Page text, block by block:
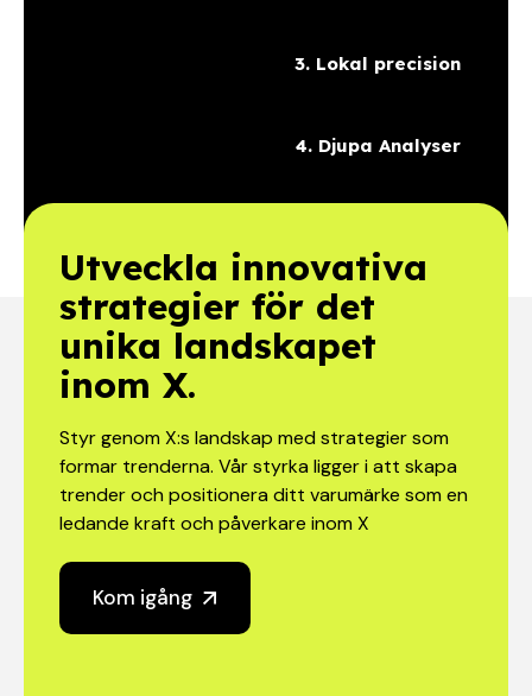
3. Lokal precision
4. Djupa Analyser
Utveckla innovativa
strategier för det
unika landskapet
inom X.
Styr genom X:s landskap med strategier som
formar trenderna. Vår styrka ligger i att skapa
trender och positionera ditt varumärke som en
ledande kraft och påverkare inom X
Kom igång